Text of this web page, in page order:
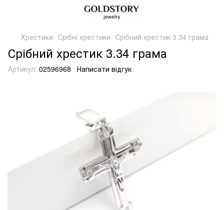
Хрестики Срібні хрестики Срібний хрестик 3.34 грама
Срібний хрестик 3.34 грама
Артикул: 02596968 Написати відгук